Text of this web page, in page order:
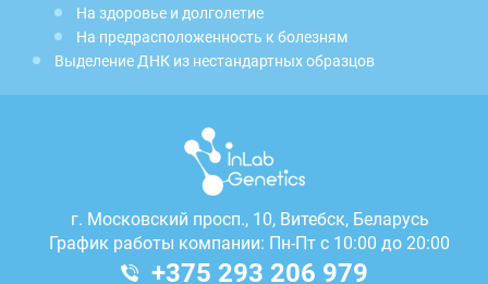
На здоровье и долголетие
На предрасположенность к болезням
Выделение ДНК из нестандартных образцов
г. Московский просп., 10, Витебск, Беларусь
График работы компании: Пн-Пт с 10:00 до 20:00
+375 293 206 979